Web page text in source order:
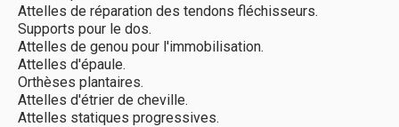
Attelles de réparation des tendons fléchisseurs.
Supports pour le dos.
Attelles de genou pour l'immobilisation.
Attelles d'épaule.
Orthèses plantaires.
Attelles d'étrier de cheville.
Attelles statiques progressives.